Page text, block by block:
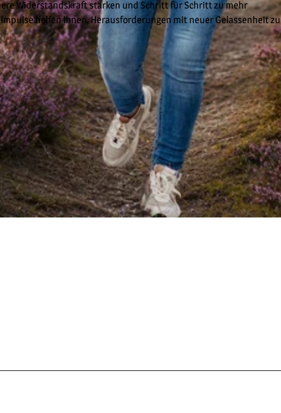
Widerstandskraft stärken und Schritt für Schritt zu mehr
helfen Ihnen, Herausforderungen mit neuer Gelassenheit zu